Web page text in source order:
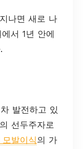
나면 새로 나
서 1년 안에
발전하고 있
선두주자로
발이식의 가